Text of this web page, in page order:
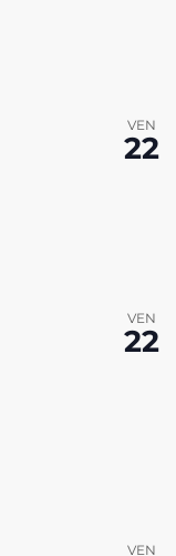
VEN
22
VEN
22
VEN